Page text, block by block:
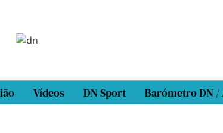
Vídeos DN Sport Barómetro DN /